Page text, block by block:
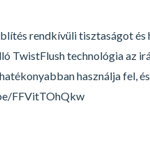
rendkívüli tisztaságot
TwistFlush technológia az
használja fel,
FFVitTOhQkw